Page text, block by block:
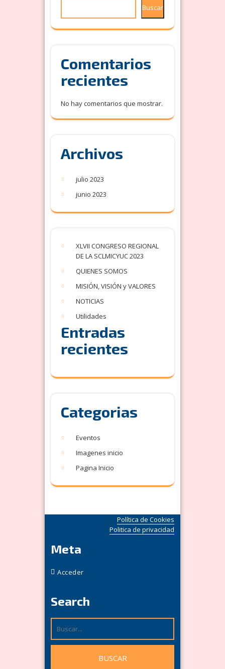
Buscar
Comentarios
recientes
No hay comentarios que mostrar.
Archivos
julio 2023
junio 2023
XLVII CONGRESO REGIONAL
DE LA SCLMICYUC 2023
QUIENES SOMOS
MISIÓN, VISIÓN y VALORES
NOTICIAS
Utilidades
Entradas
recientes
Categorias
Eventos
Imagenes inicio
Pagina Inicio
Política de Cookies
Politica de privacidad
Meta
Acceder
Search